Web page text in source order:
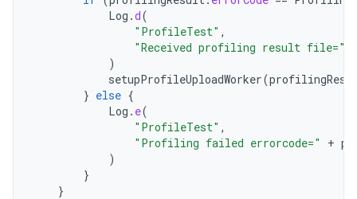
Log .d(
"ProfileTest" ,
"Received profiling result file="
)
setupProfileUploadWorker(
} else {
Log . e(
"ProfileTest" ,
"Profiling failed errorcode="
+
)
}
}